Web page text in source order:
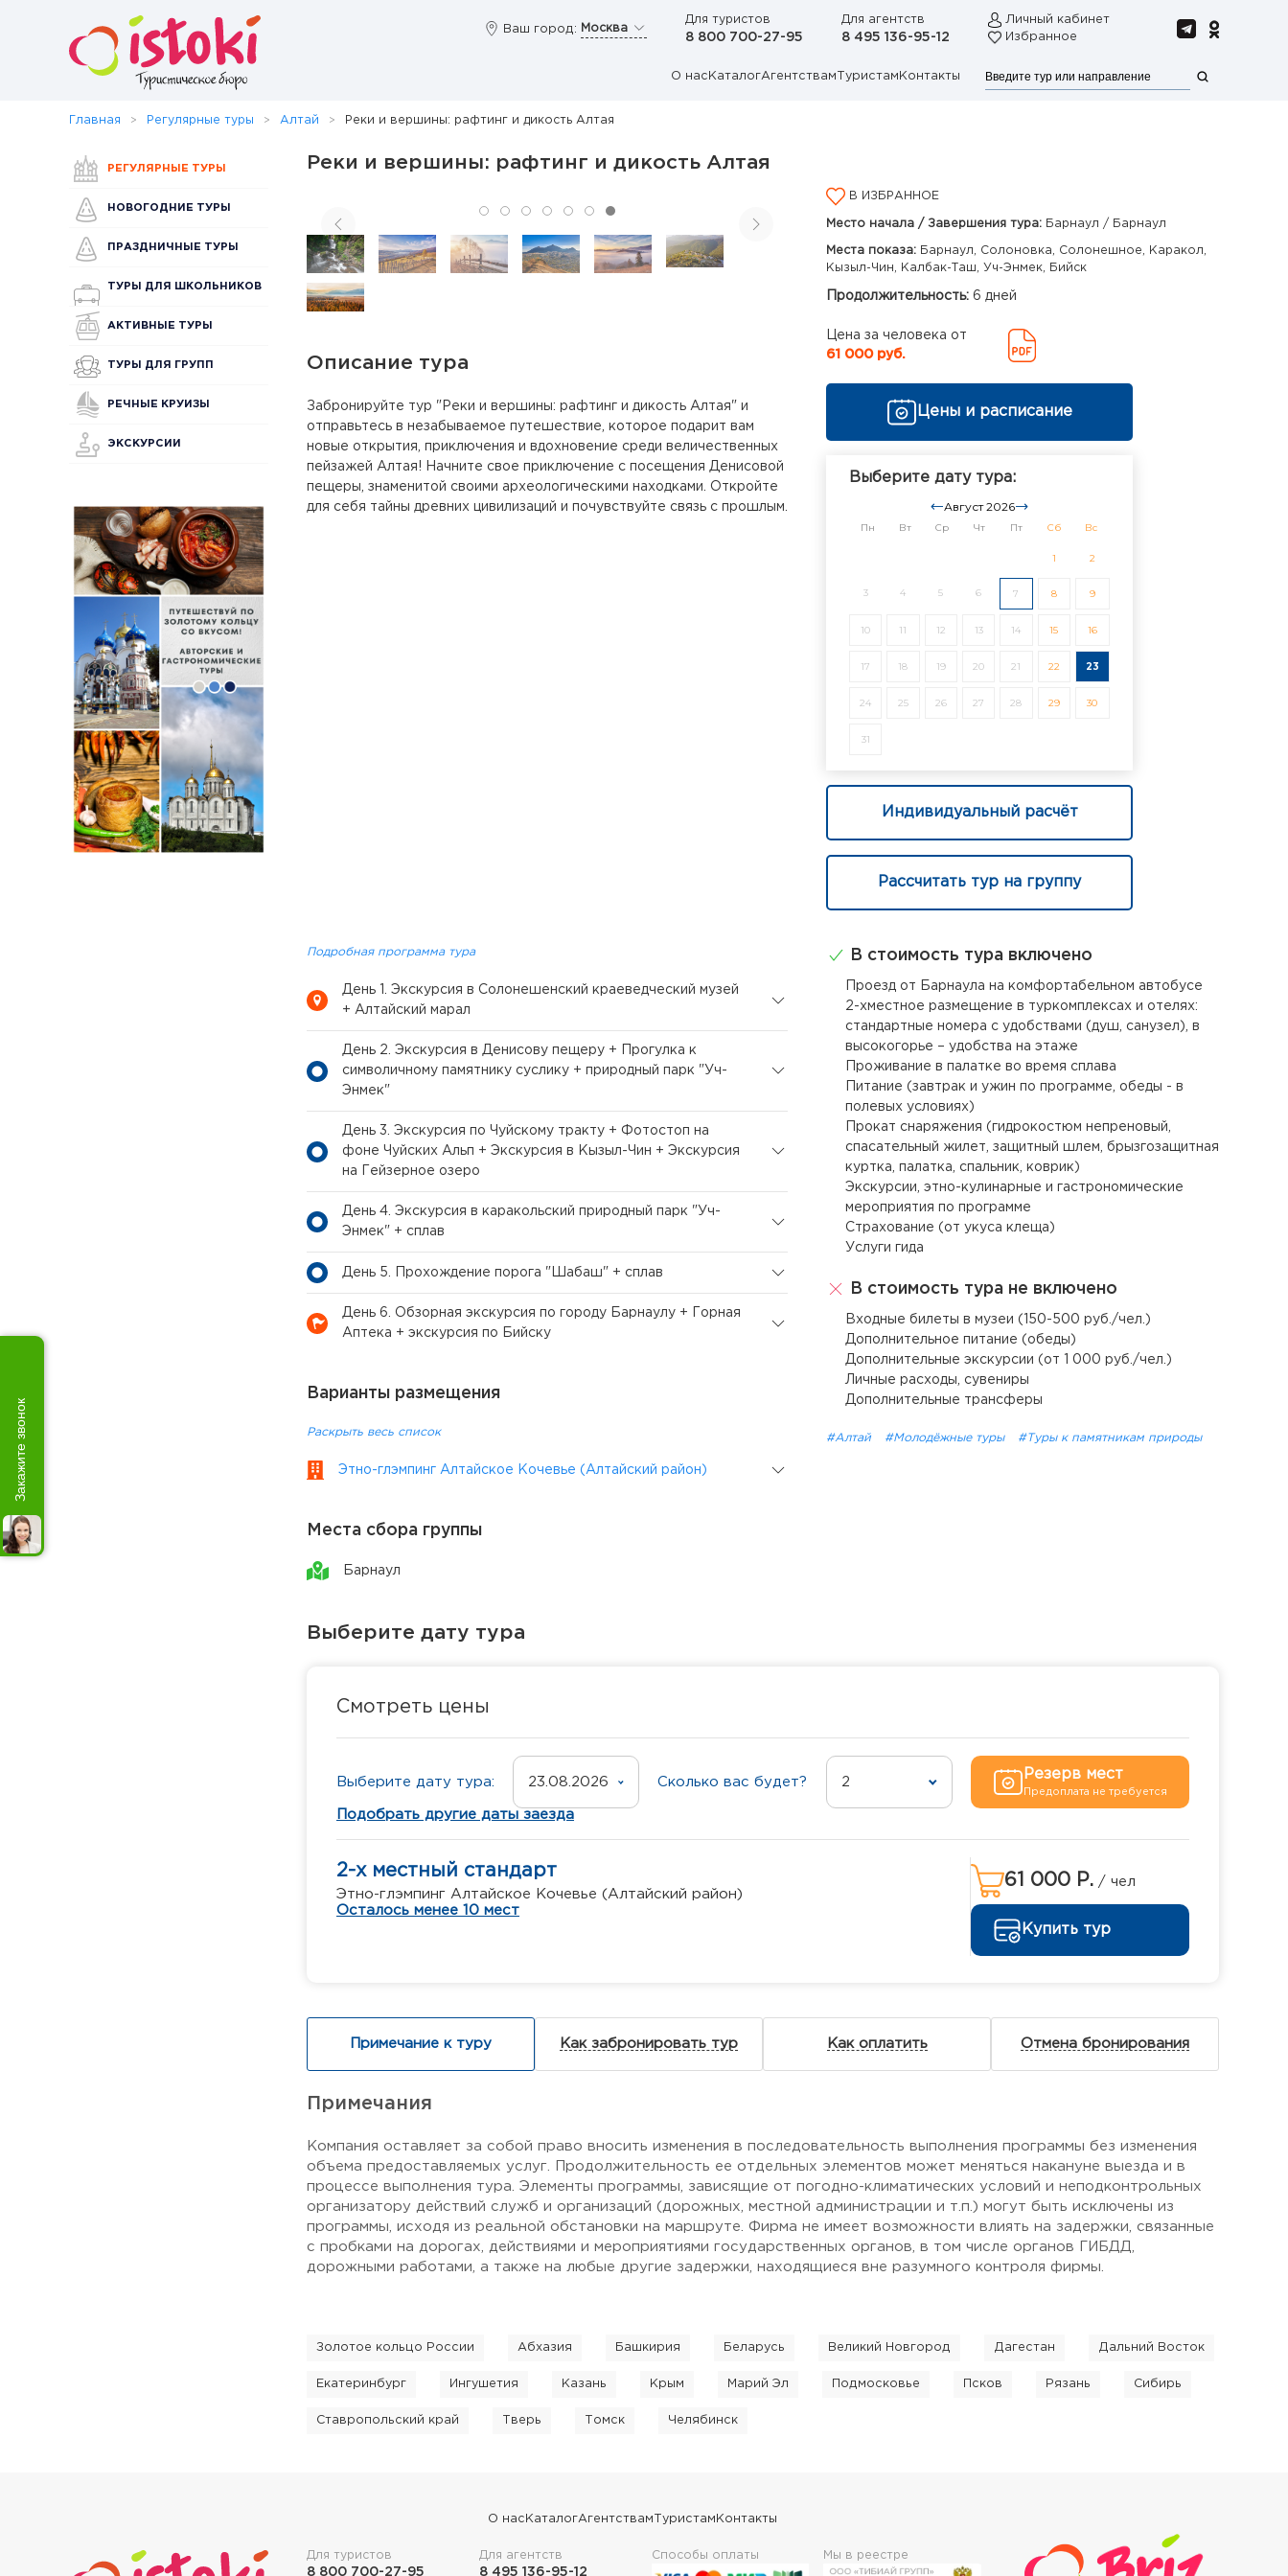
Ваш город: Москва
Для туристов
8 800 700-27-95
Для агентств
8 495 136-95-12
Личный кабинет
Избранное
О нас КаталогАгентствам Туристам Контакты
Главная Регулярные туры Алтай Реки и вершины: рафтинг и дикость Алтая
Реки и вершины: рафтинг и дикость Алтая
Описание тура
Забронируйте тур "Реки и вершины: рафтинг и дикость Алтая" и
отправьтесь в незабываемое путешествие, которое подарит вам
новые открытия, приключения и вдохновение среди величественных
пейзажей Алтая! Начните свое приключение с посещения Денисовой
пещеры, знаменитой своими археологическими находками. Откройте
для себя тайны древних цивилизаций и почувствуйте связь с прошлым.
В ИЗБРАННОЕ
Место начала / Завершения тура: Барнаул / Барнаул
Места показа: Барнаул, Солоновка, Солонешное, Каракол,
Кызыл-Чин, Калбак-Таш, Уч-Энмек, Бийск
Продолжительность: 6 дней
Цена за человека от
61 000 руб.
Цены и расписание
Выберите дату тура:
Август 2026
Пн Вт Ср Чт Пт Сб Вс
1 2
3 4 5 6 7 8 9
10 11 12 13 14 15 16
17 18 19 20 21 22 23
24 25 26 27 28 29 30
31
Индивидуальный расчёт
Рассчитать тур на группу
Подробная программа тура
День 1. Экскурсия в Солонешенский краеведческий музей
+ Алтайский марал
День 2. Экскурсия в Денисову пещеру + Прогулка к
символичному памятнику суслику + природный парк "Уч-
Энмек"
День 3. Экскурсия по Чуйскому тракту + Фотостоп на
фоне Чуйских Альп + Экскурсия в Кызыл-Чин + Экскурсия
на Гейзерное озеро
День 4. Экскурсия в каракольский природный парк "Уч-
Энмек" + сплав
День 5. Прохождение порога "Шабаш" + сплав
День 6. Обзорная экскурсия по городу Барнаулу + Горная
Аптека + экскурсия по Бийску
Варианты размещения
Раскрыть весь список
Этно-глэмпинг Алтайское Кочевье (Алтайский район)
Места сбора группы
Барнаул
В стоимость тура включено
Проезд от Барнаула на комфортабельном автобусе
2-хместное размещение в туркомплексах и отелях:
стандартные номера с удобствами (душ, санузел), в
высокогорье – удобства на этаже
Проживание в палатке во время сплава
Питание (завтрак и ужин по программе, обеды - в
полевых условиях)
Прокат снаряжения (гидрокостюм непреновый,
спасательный жилет, защитный шлем, брызгозащитная
куртка, палатка, спальник, коврик)
Экскурсии, этно-кулинарные и гастрономические
мероприятия по программе
Страхование (от укуса клеща)
Услуги гида
В стоимость тура не включено
Входные билеты в музеи (150-500 руб./чел.)
Дополнительное питание (обеды)
Дополнительные экскурсии (от 1 000 руб./чел.)
Личные расходы, сувениры
Дополнительные трансферы
#Алтай #Молодёжные туры #Туры к памятникам природы
Выберите дату тура
Смотреть цены
Выберите дату тура: 23.08.2026 Сколько вас будет? 2
Резерв мест
Предоплата не требуется
Подобрать другие даты заезда
2-х местный стандарт
Этно-глэмпинг Алтайское Кочевье (Алтайский район)
Осталось менее 10 мест
61 000 Р./ чел
Купить тур
Примечание к туру Как забронировать тур Как оплатить Отмена бронирования
Примечания
Компания оставляет за собой право вносить изменения в последовательность выполнения программы без изменения
объема предоставляемых услуг. Продолжительность ее отдельных элементов может меняться накануне выезда и в
процессе выполнения тура. Элементы программы, зависящие от погодно-климатических условий и неподконтрольных
организатору действий служб и организаций (дорожных, местной администрации и т.п.) могут быть исключены из
программы, исходя из реальной обстановки на маршруте. Фирма не имеет возможности влиять на задержки, связанные
с пробками на дорогах, действиями и мероприятиями государственных органов, в том числе органов ГИБДД,
дорожными работами, а также на любые другие задержки, находящиеся вне разумного контроля фирмы.
Золотое кольцо России Абхазия Башкирия Беларусь Великий Новгород Дагестан Дальний Восток
Екатеринбург Ингушетия Казань Крым Марий Эл Подмосковье Псков Рязань Сибирь
Ставропольский край Тверь Томск Челябинск
РЕГУЛЯРНЫЕ ТУРЫ
НОВОГОДНИЕ ТУРЫ
ПРАЗДНИЧНЫЕ ТУРЫ
ТУРЫ ДЛЯ ШКОЛЬНИКОВ
АКТИВНЫЕ ТУРЫ
ТУРЫ ДЛЯ ГРУПП
РЕЧНЫЕ КРУИЗЫ
ЭКСКУРСИИ
О нас КаталогАгентствам Туристам Контакты
Для туристов
8 800 700-27-95
Для агентств
8 495 136-95-12
Способы оплаты Мы в реестре
Закажите звонок